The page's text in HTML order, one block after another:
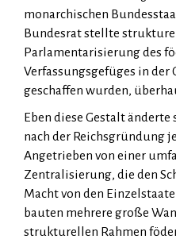
monarchischen
Bundesrat stellte
Parlamentarisierung des
Verfassungsgefüges in der
geschaffen wurden,
Eben diese Gestalt änderte
nach der Reichsgründung
Angetrieben von einer
Zentralisierung, die den
Macht von den
bauten mehrere große
strukturellen Rahmen